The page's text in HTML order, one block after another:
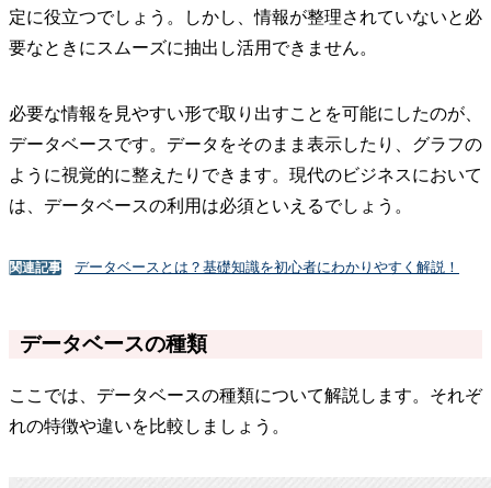
定に役立つでしょう。しかし、情報が整理されていないと必
要なときにスムーズに抽出し活用できません。
必要な情報を見やすい形で取り出すことを可能にしたのが、
データベースです。データをそのまま表示したり、グラフの
ように視覚的に整えたりできます。現代のビジネスにおいて
は、データベースの利用は必須といえるでしょう。
関連記事 データベースとは？基礎知識を初心者にわかりやすく解説！
データベースの種類
ここでは、データベースの種類について解説します。それぞ
れの特徴や違いを比較しましょう。